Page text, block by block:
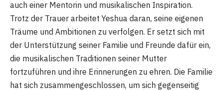
auch einer Mentorin und musikalischen Inspiration.
Trotz der Trauer arbeitet Yeshua daran, seine eigenen
Träume und Ambitionen zu verfolgen. Er setzt sich mit
der Unterstützung seiner Familie und Freunde dafür ein,
die musikalischen Traditionen seiner Mutter
fortzuführen und ihre Erinnerungen zu ehren. Die Familie
hat sich zusammengeschlossen, um sich gegenseitig